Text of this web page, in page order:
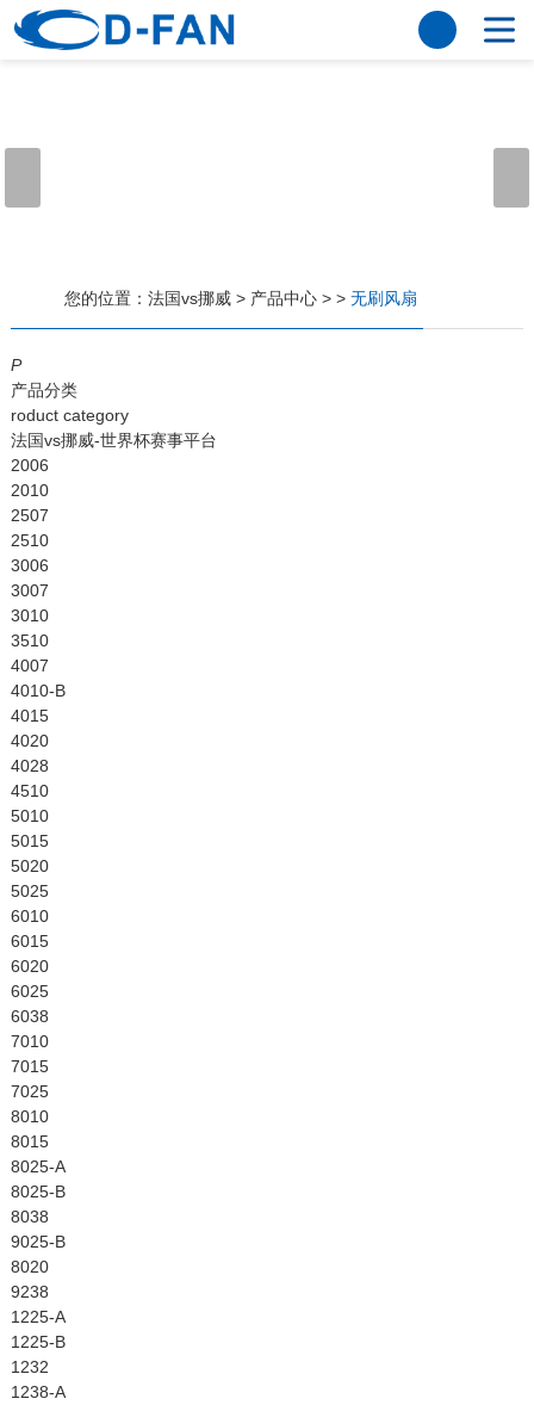
法国vs挪威
应用案例
法国vs挪威
行业资讯
常见问题
联系方式
客户留言
人才招聘
English
您的位置： 法国vs挪威> 产品中心> > 无刷风扇
P
产品分类
roduct category
法国vs挪威-世界杯赛事平台
2006
2010
2507
2510
3006
3007
3010
3510
4007
4010-B
4015
4020
4028
4510
5010
5015
5020
5025
6010
6015
6020
6025
6038
7010
7015
7025
8010
8015
8025-A
8025-B
8038
9025-B
8020
9238
1225-A
1225-B
1232
1238-A